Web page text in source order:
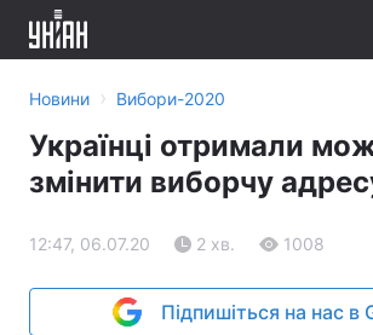
Новини › Вибори-2020
Українці отримали
змінити виборчу
12:47, 06.07.20 2 хв. 1008
Підпишіться на нас в